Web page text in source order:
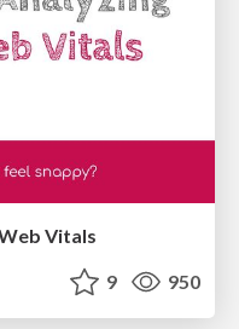
Vitals
9 950